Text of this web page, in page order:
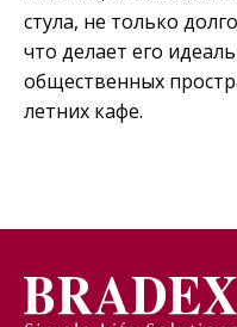
стула, не только
что делает его
общественных
летних кафе.